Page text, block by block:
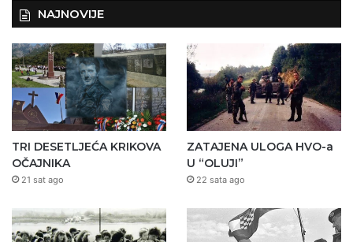
NAJNOVIJE
TRI DESETLJEĆA KRIKOVA
OČAJNIKA
21 sat ago
ZATAJENA ULOGA HVO-a
U “OLUJI”
22 sata ago